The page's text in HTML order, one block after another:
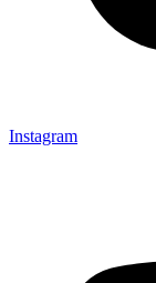
Instagram